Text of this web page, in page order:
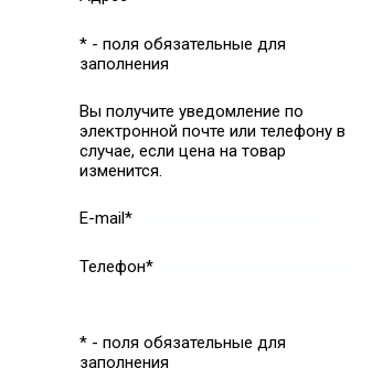
* - поля обязательные для
заполнения
Вы получите уведомление по
электронной почте или телефону в
случае, если цена на товар
изменится.
E-mail*
Телефон*
* - поля обязательные для
заполнения